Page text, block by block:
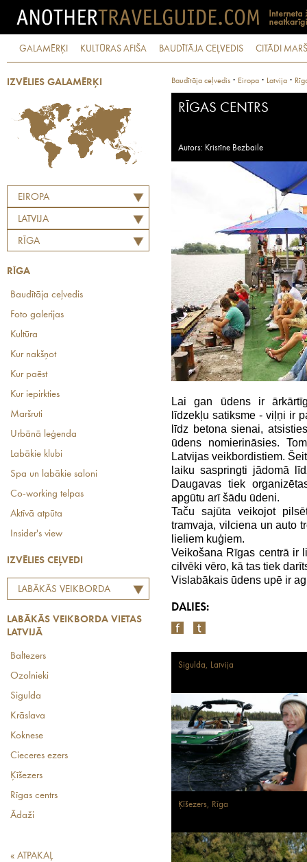
GALAMĒRĶI KULTŪRAS AFIŠA BAUDĪTĀJA CEĻVEDIS CITĀDI
IZVĒLIES GALAMĒRĶI
EIROPA
LATVIJA
RĪGA
RĪGA
Baudītāja ceļvedis
Foto galerijas
Kultūra
Kur nakšņot
Kur paēst
Kur iepirkties
Maršruti
Urbānā leģenda
Labākie klubi
Spa un labākie saloni
Co-working telpas
Aktīvā atpūta
Insider's view
IZVĒLIES CEĻVEDI
LABĀKĀS VEIKBORDA
LABĀKĀS VEIKBORDA VIETAS
LATVIJĀ
Baltezers
Ozolnieki
Sigulda
Krāslava
Koknese
Cieceres ezers
Ķīšezers
Rīgas centrs
Ādaži
« ATPAKAĻ
Baudītāja ceļvedis · Eiropa · Latvija ·
RĪGAS CENTRS
Autors: Kristīne Bezbaile
Lai gan ūdens ir
līdzekļu satiksme - viļņi ir
līdz betona sienai,
ūdens nomierināsies.
Latvijas veikbordistiem.
laiku saspringti jādomā
Daugavas tiek
apgūtu arī šādu ūdeni.
Taču sajūta veikojot
tramvaja, vilciena un auto
lieliem kuģiem.
Veikošana Rīgas centrā ir
cilvēki vēro, kā tas tiek
Vislabākais ūdens upē ir
DALIES:
Sigulda, Latvija
Ķīšezers, Rīga